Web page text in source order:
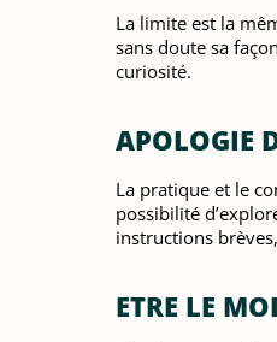
La limite est la
sans doute sa
curiosité.
APOLOGIE
La pratique et le
possibilité
instructions
ETRE LE